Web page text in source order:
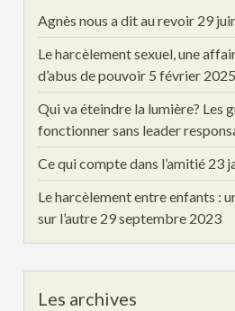
Agnès nous a dit au revoir 29
Le harcèlement sexuel, une
d’abus de pouvoir 5 février 2025
Qui va éteindre la lumière? Les
fonctionner sans leader
Ce qui compte dans l’amitié 23
Le harcèlement entre enfants :
sur l’autre 29 septembre 2023
Les archives